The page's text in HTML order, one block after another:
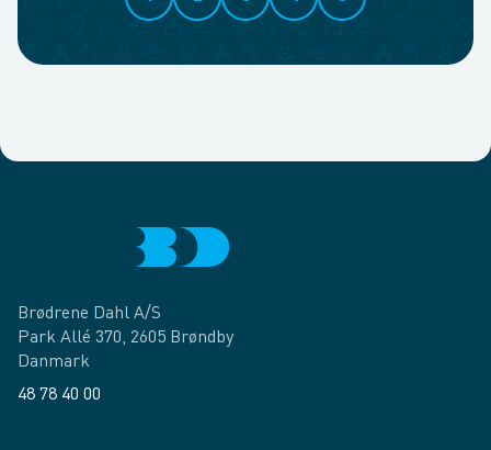
Brødrene Dahl A/S
Park Allé 370, 2605 Brøndby
Danmark
48 78 40 00